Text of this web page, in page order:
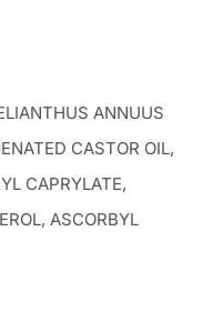
ANNUUS
CASTOR OIL,
CAPRYLATE,
ASCORBYL